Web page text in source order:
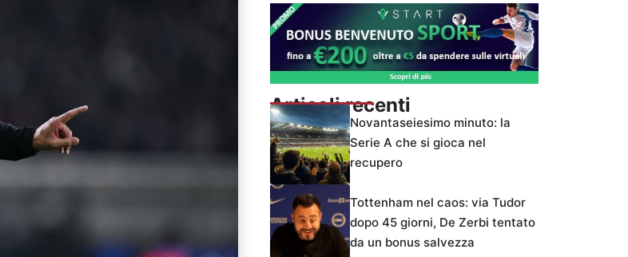
Articoli recenti
Novantaseiesimo minuto: la
Serie A che si gioca nel
recupero
Tottenham nel caos: via Tudor
dopo 45 giorni, De Zerbi tentato
da un bonus salvezza